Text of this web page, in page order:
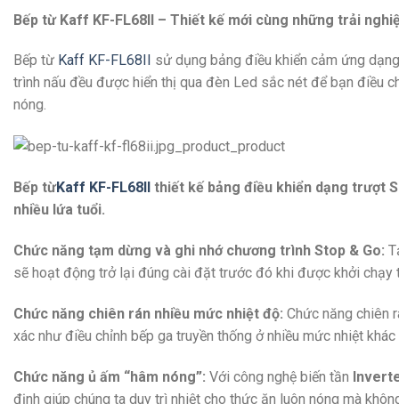
Bếp từ Kaff KF-FL68II – Thiết kế mới cùng những trải
Bếp từ Kaff KF-FL68II
sử dụng bảng điều khiển cảm ứng
trình nấu đều được hiển thị qua đèn Led sắc nét để bạn điều
nóng.
Bếp từKaff KF-FL68II
thiết kế bảng điều khiển dạng trượt
nhiều lứa tuổi.
Chức năng tạm dừng và ghi nhớ chương trình Stop & Go:
sẽ hoạt động trở lại đúng cài đặt trước đó khi được khởi chạy
Chức năng chiên rán nhiều mức nhiệt độ: Chức năng chiên
xác như điều chỉnh bếp ga truyền thống ở nhiều mức nhiệt khác
Chức năng ủ ấm “hâm nóng”: Với công nghệ biến tần
định giúp chúng ta duy trì nhiệt cho thức ăn luôn nóng mà